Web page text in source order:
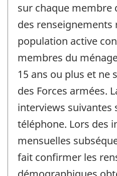
sur chaque membre
des renseignements
population active
membres du
15 ans ou plus et ne
des Forces armées.
interviews suivantes
téléphone. Lors des
mensuelles
fait confirmer les